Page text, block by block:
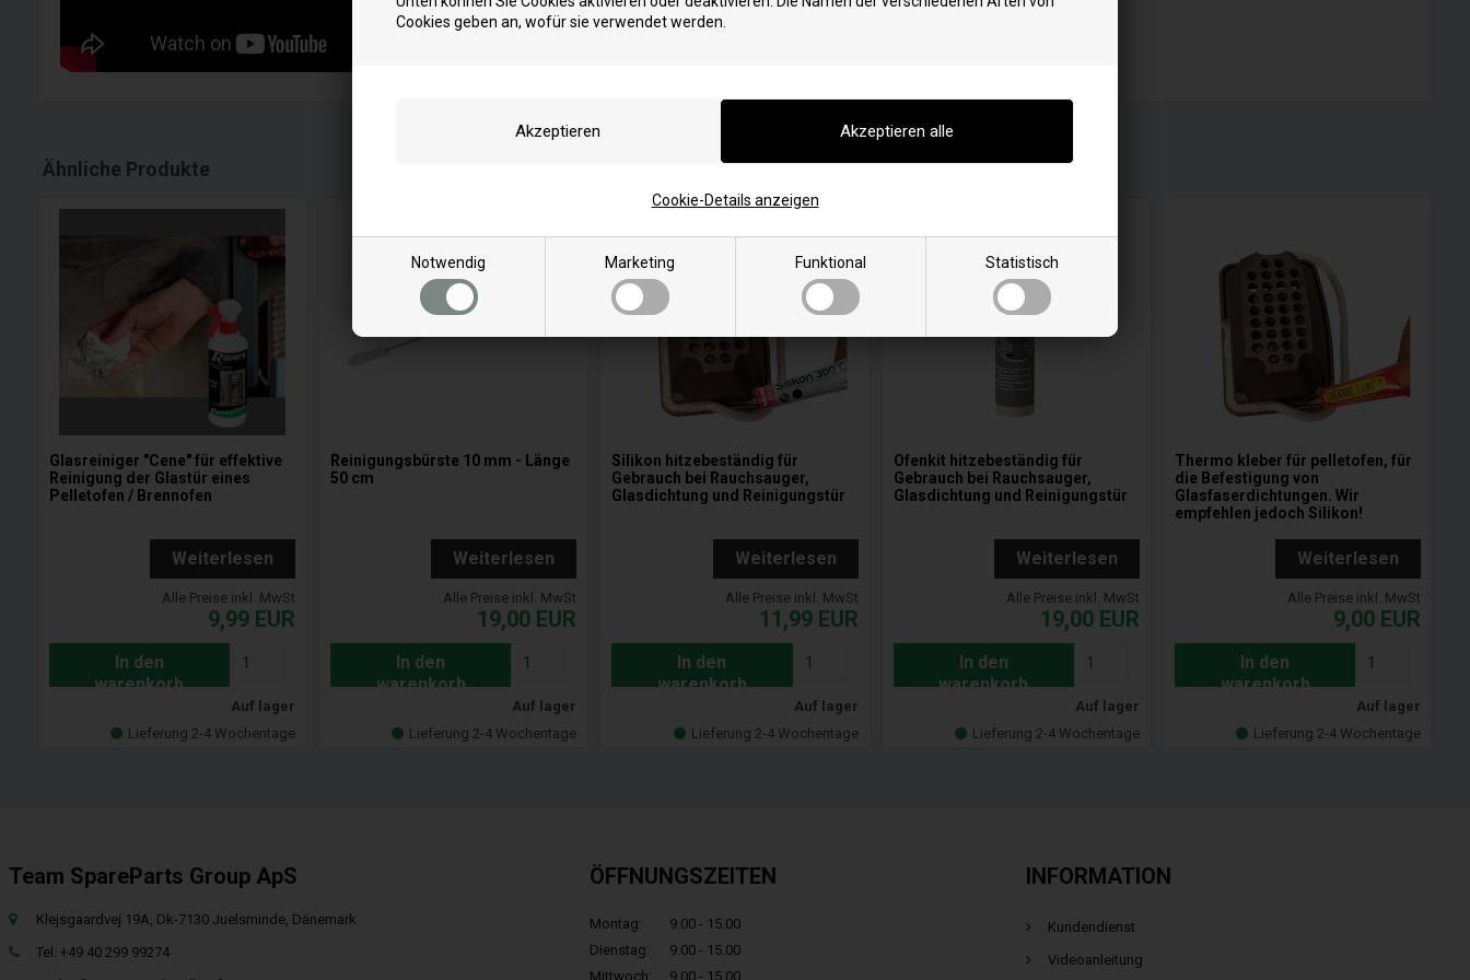
Cookies geben an, wofür sie verwendet werden.
Notwendig Marketing Funktional Statistisch
Cookie-Details anzeigen
Länge: 130 mm
Ähnliche Produkte
Glasreiniger "Cene" für effektive
Reinigung der Glastür eines
Pelletofen / Brennofen
Weiterlesen
Alle Preise inkl. MwSt
9,99 EUR
In den
warenkorb
Auf lager
Lieferung 2-4 Wochentage
Reinigungsbürste 10 mm - Länge
50 cm
Weiterlesen
Alle Preise inkl. MwSt
19,00 EUR
In den
warenkorb
Auf lager
Lieferung 2-4 Wochentage
Silikon hitzebeständig für
Gebrauch bei Rauchsauger,
Glasdichtung und Reinigungstür
Weiterlesen
Alle Preise inkl. MwSt
11,99 EUR
In den
warenkorb
Auf lager
Lieferung 2-4 Wochentage
Ofenkit hitzebeständig für
Gebrauch bei Rauchsauger,
Glasdichtung und Reinigungstür
Weiterlesen
Alle Preise inkl. MwSt
19,00 EUR
In den
warenkorb
Auf lager
Lieferung 2-4 Wochentage
Thermo kleber für pelletofen, für
die Befestigung von
Glasfaserdichtungen. Wir
empfehlen jedoch Silikon!
Weiterlesen
Alle Preise inkl. MwSt
9,00 EUR
In den
warenkorb
Auf lager
Lieferung 2-4 Wochentage
Team SpareParts Group ApS
Klejsgaardvej 19A, Dk-7130 Juelsminde, Dänemark
Tel: +49 40 299 99274
ÖFFNUNGSZEITEN
Montag:
9.00 - 15.00
Dienstag:
9.00 - 15.00
Mittwoch:
9.00 - 15.00
INFORMATION
Kundendienst
Videoanleitung